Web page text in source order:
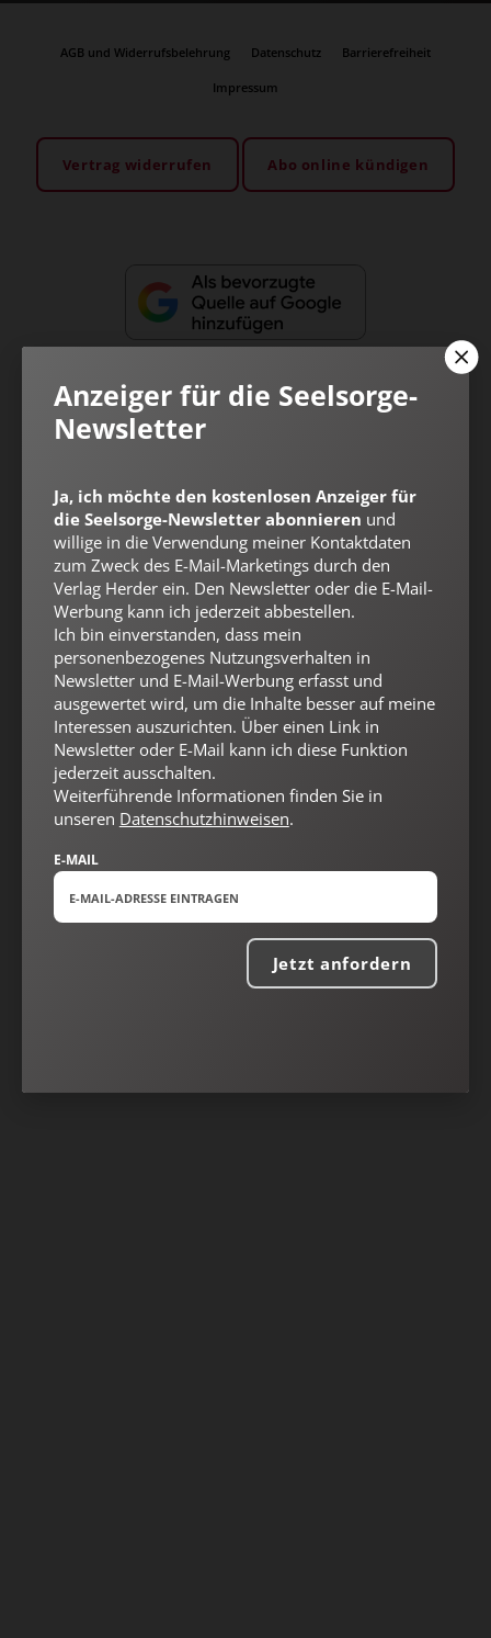
AGB und Widerrufsbelehrung Datenschutz Barrierefreiheit
Impressum
Vertrag widerrufen Abo online kündigen
Anzeiger für die Seelsorge-
Newsletter
Ja, ich möchte den kostenlosen Anzeiger für
die Seelsorge-Newsletter abonnieren und
willige in die Verwendung meiner Kontaktdaten
zum Zweck des E-Mail-Marketings durch den
Verlag Herder ein. Den Newsletter oder die E-Mail-
Werbung kann ich jederzeit abbestellen.
Ich bin einverstanden, dass mein
personenbezogenes Nutzungsverhalten in
Newsletter und E-Mail-Werbung erfasst und
ausgewertet wird, um die Inhalte besser auf meine
Interessen auszurichten. Über einen Link in
Newsletter oder E-Mail kann ich diese Funktion
jederzeit ausschalten.
Weiterführende Informationen finden Sie in
unseren Datenschutzhinweisen.
E-MAIL
Jetzt anfordern